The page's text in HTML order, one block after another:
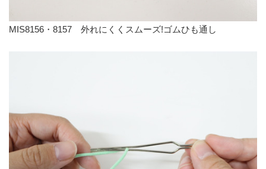
MIS8156・8157 外れにくくスムーズ!ゴムひも通し